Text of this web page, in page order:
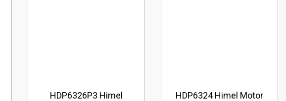
HDP6326P3 Himel
HDP6324 Himel Motor